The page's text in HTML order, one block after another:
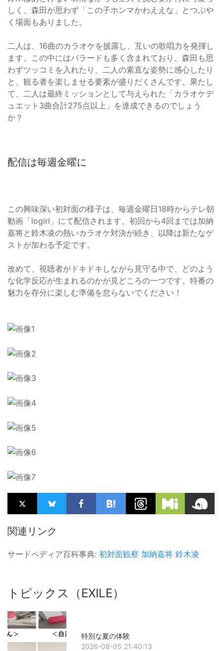
しく、森田が思わず「この子ホンマかわええな」とつぶや
く場面もありました。
二人は、16曲のカラオケを披露し、互いの歌唱力を発揮し
ます。この中にはバラードも多く含まれており、森田も思
わずツッコミを入れたり、二人の素直な姿勢に感心したり
と、観る者を楽しませる要素が盛りだくさんです。果たし
て、二人は最終ミッションとして与えられた「カラオケデ
ュエット3曲合計275点以上」を達成できるのでしょう
か？
配信は毎週金曜に
この興味深い初対面の様子は、毎週金曜日18時からテレ朝
動画「logirl」にて配信されます。初回から4回までは加納
嘉将と鈴木凌の熱いカラオケ対決が続き、以降は新たなゲ
ストが加わる予定です。
改めて、視聴者がドキドキしながら見守る中で、どのよう
な化学反応が生まれるのかが見どころの一つです。特番の
魅力を存分に楽しむ準備を怠らないでください！
関連リンク
サードペディア百科事典: 初対面観察 加納嘉将 鈴木凌
トピックス（EXILE）
特別な夏の体験
2026-08-05 21:40:13